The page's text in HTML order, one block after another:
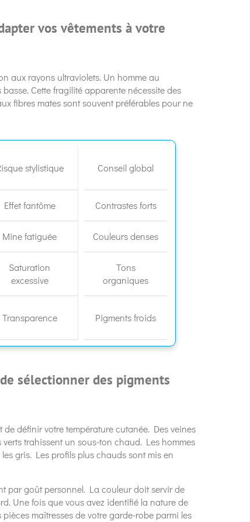
vos vêtements à votre
aux rayons ultraviolets. Un homme au
Cette fragilité apparente nécessite des
fibres mates sont souvent préférables pour ne
stylistique Conseil global
Effet fantôme Contrastes forts
Mine fatiguée Couleurs denses
Saturation
excessive
Tons
organiques
Transparence Pigments froids
sélectionner des pigments
définir votre température cutanée. Des veines
trahissent un sous-ton chaud. Les hommes
gris. Les profils plus chauds sont mis en
par goût personnel. La couleur doit servir de
Une fois que vous avez identifié la nature de
maîtresses de votre garde-robe parmi les